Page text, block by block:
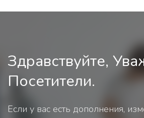
Здравствуйте,
Посетители.
Если у вас есть дополнения,